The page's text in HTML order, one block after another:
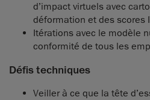
d’impact virtuels avec
déformation et des scores
Itérations avec le modèle
conformité de tous les
Défis techniques
Veiller à ce que la tête